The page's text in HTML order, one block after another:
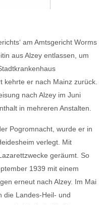
am Amtsgericht Worms
aus Alzey entlassen, um
kehrte er nach Mainz zurück.
nach Alzey im Juni
in mehreren Anstalten.
Pogromnacht, wurde er in
verlegt. Mit
geräumt. So
1939 mit einem
erneut nach Alzey. Im Mai
die Landes-Heil- und